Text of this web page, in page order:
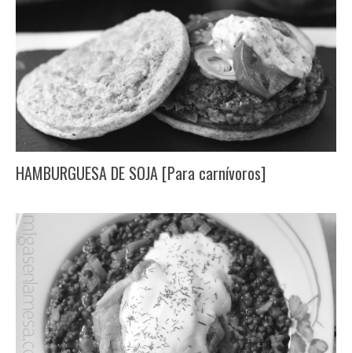
HAMBURGUESA DE SOJA [Para carnívoros]